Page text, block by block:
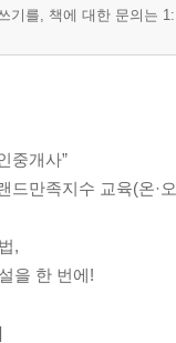
기를, 책에 대한 문의는
중개사”
드만족지수 교육(온·
,
을 한 번에!